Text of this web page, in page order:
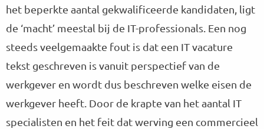
het beperkte aantal gekwalificeerde kandidaten, ligt
de ‘macht’ meestal bij de IT-professionals. Een nog
steeds veelgemaakte fout is dat een IT vacature
tekst geschreven is vanuit perspectief van de
werkgever en wordt dus beschreven welke eisen de
werkgever heeft. Door de krapte van het aantal IT
specialisten en het feit dat werving een commercieel